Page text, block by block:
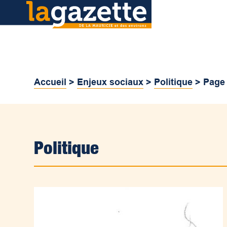
Accueil > Enjeux sociaux > Politique >
Politique